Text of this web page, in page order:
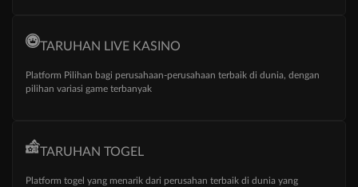
TARUHAN LIVE KASINO
Platform Pilihan bagi perusahaan-perusahaan terbaik di dunia, dengan
pilihan variasi game terbanyak
TARUHAN TOGEL
Platform togel yang menarik dari perusahan terbaik di dunia yang